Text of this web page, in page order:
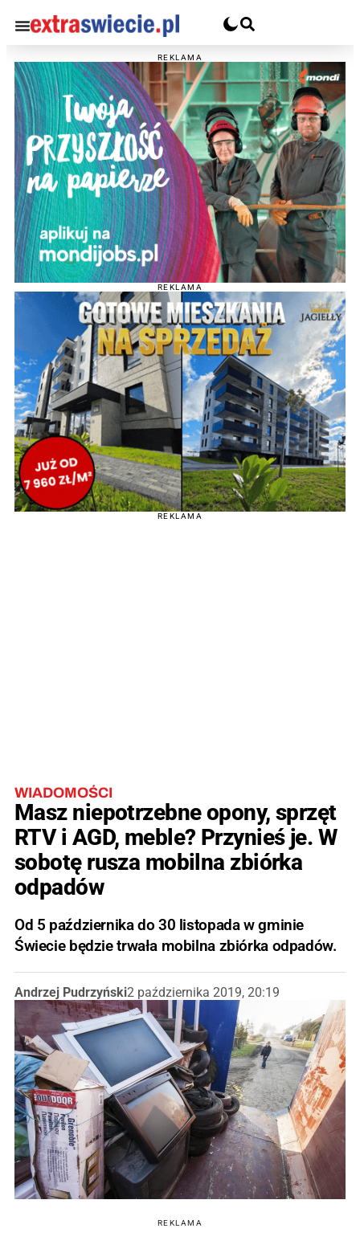
REKLAMA
REKLAMA
REKLAMA
WIADOMOŚCI
Masz niepotrzebne opony, sprzęt
RTV i AGD, meble? Przynieś je. W
sobotę rusza mobilna zbiórka
odpadów
Od 5 października do 30 listopada w gminie
Świecie będzie trwała mobilna zbiórka odpadów.
Andrzej Pudrzyński2 października 2019, 20:19
REKLAMA